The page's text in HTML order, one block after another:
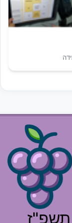
תשפ"ז